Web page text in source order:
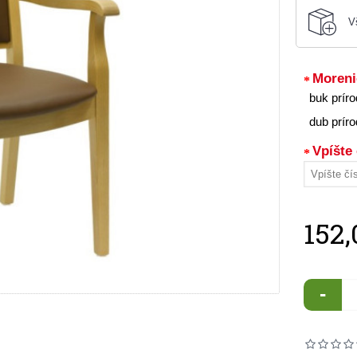
buk
dub
Vpíšte
-